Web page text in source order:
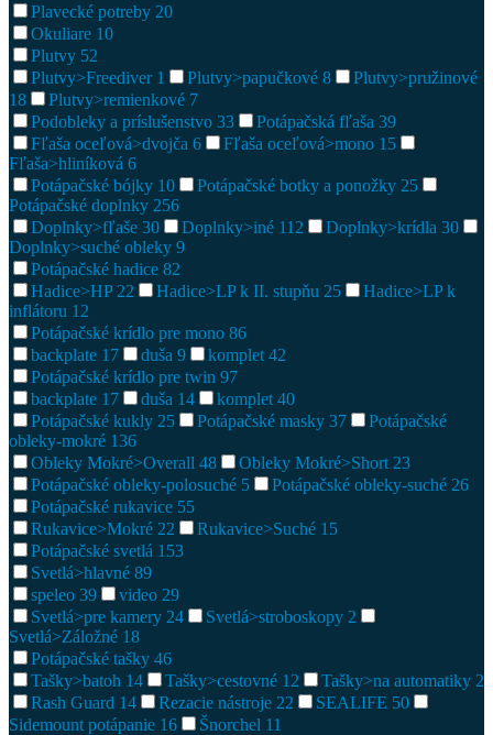
Plavecké potreby 20
Okuliare 10
Plutvy 52
Plutvy>Freediver 1 Plutvy>papučkové 8
Plutvy>pružinové
18
Plutvy>remienkové 7
Podobleky a príslušenstvo 33 Potápačská fľaša 39
Fľaša oceľová>dvojča 6 Fľaša oceľová>mono 15
Fľaša>hliníková 6
Potápačské bójky 10 Potápačské botky a ponožky 25
Potápačské doplnky 256
Doplnky>fľaše 30 Doplnky>iné 112 Doplnky>krídla 30
Doplnky>suché obleky 9
Potápačské hadice 82
Hadice>HP 22 Hadice>LP k II. stupňu 25
Hadice>LP k
inflátoru 12
Potápačské krídlo pre mono 86
backplate 17 duša 9 komplet 42
Potápačské krídlo pre twin 97
backplate 17 duša 14 komplet 40
Potápačské kukly 25 Potápačské masky 37
Potápačské
obleky-mokré 136
Obleky Mokré>Overall 48 Obleky Mokré>Short 23
Potápačské obleky-polosuché 5 Potápačské obleky-suché 26
Potápačské rukavice 55
Rukavice>Mokré 22 Rukavice>Suché 15
Potápačské svetlá 153
Svetlá>hlavné 89
speleo 39 video 29
Svetlá>pre kamery 24 Svetlá>stroboskopy 2
Svetlá>Záložné 18
Potápačské tašky 46
Tašky>batoh 14 Tašky>cestovné 12 Tašky>na automatiky 2
Rash Guard 14 Rezacie nástroje 22 SEALIFE 50
Sidemount potápanie 16 Šnorchel 11